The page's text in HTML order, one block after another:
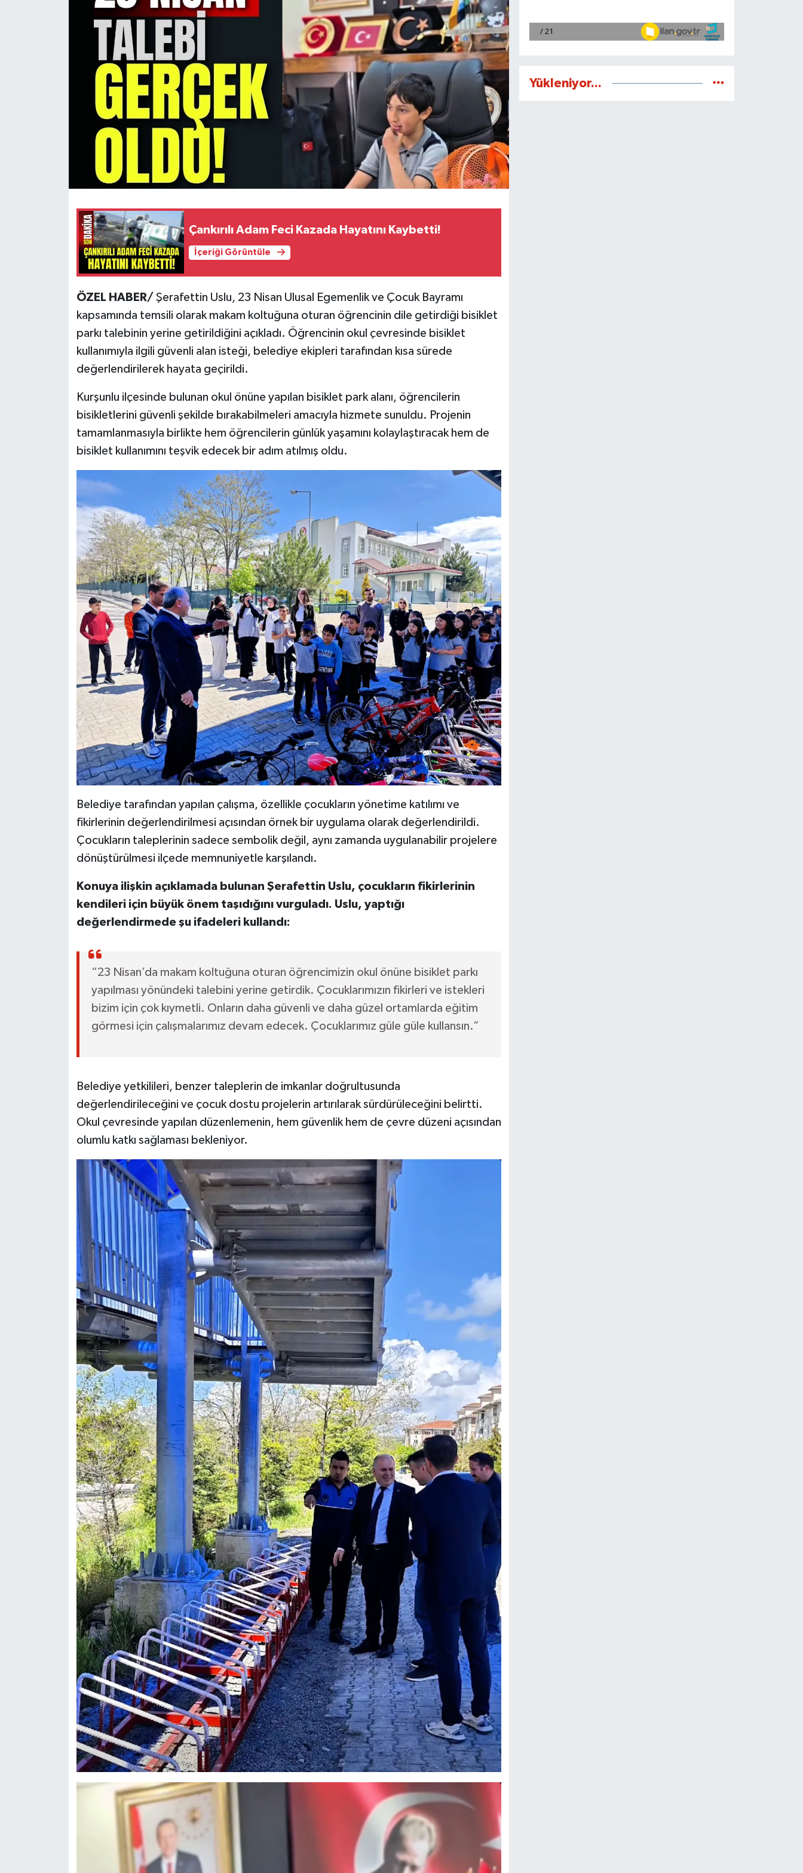
Çankırılı Adam Feci Kazada Hayatını Kaybetti!
İçeriği Görüntüle
ÖZEL HABER/ Şerafettin Uslu, 23 Nisan Ulusal Egemenlik ve Çocuk Bayramı
kapsamında temsili olarak makam koltuğuna oturan öğrencinin dile getirdiği bisiklet
parkı talebinin yerine getirildiğini açıkladı. Öğrencinin okul çevresinde bisiklet
kullanımıyla ilgili güvenli alan isteği, belediye ekipleri tarafından kısa sürede
değerlendirilerek hayata geçirildi.
Kurşunlu ilçesinde bulunan okul önüne yapılan bisiklet park alanı, öğrencilerin
bisikletlerini güvenli şekilde bırakabilmeleri amacıyla hizmete sunuldu. Projenin
tamamlanmasıyla birlikte hem öğrencilerin günlük yaşamını kolaylaştıracak hem de
bisiklet kullanımını teşvik edecek bir adım atılmış oldu.
Belediye tarafından yapılan çalışma, özellikle çocukların yönetime katılımı ve
fikirlerinin değerlendirilmesi açısından örnek bir uygulama olarak değerlendirildi.
Çocukların taleplerinin sadece sembolik değil, aynı zamanda uygulanabilir projelere
dönüştürülmesi ilçede memnuniyetle karşılandı.
Konuya ilişkin açıklamada bulunan Şerafettin Uslu, çocukların fikirlerinin
kendileri için büyük önem taşıdığını vurguladı. Uslu, yaptığı
değerlendirmede şu ifadeleri kullandı:
“23 Nisan’da makam koltuğuna oturan öğrencimizin okul önüne bisiklet parkı
yapılması yönündeki talebini yerine getirdik. Çocuklarımızın fikirleri ve istekleri
bizim için çok kıymetli. Onların daha güvenli ve daha güzel ortamlarda eğitim
görmesi için çalışmalarımız devam edecek. Çocuklarımız güle güle kullansın.”
Belediye yetkilileri, benzer taleplerin de imkanlar doğrultusunda
değerlendirileceğini ve çocuk dostu projelerin artırılarak sürdürüleceğini belirtti.
Okul çevresinde yapılan düzenlemenin, hem güvenlik hem de çevre düzeni açısından
olumlu katkı sağlaması bekleniyor.
Yükleniyor...
KÜLTÜR SANAT